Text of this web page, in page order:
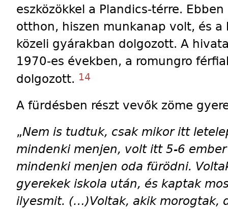
eszközökkel a Plandics-térre.
otthon, hiszen munkanap volt, és
közeli gyárakban dolgozott. A
1970-es években, a romungro
dolgozott. 14
A fürdésben részt vevők zöme
„Nem is tudtuk, csak mikor itt
mindenki menjen, volt itt 5-6
mindenki menjen oda fürödni.
gyerekek iskola után, és kaptak
ilyesmit. (…)Voltak, akik morogtak,